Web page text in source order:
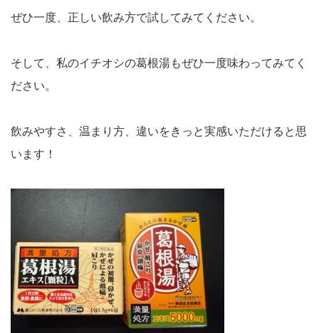
ぜひ一度、 正しい飲み方で試してみてください。
そして、 私のイチオシの葛根湯もぜひ一度味わってみてく
ださい。
飲みやすさ、温まり方、違いをきっと実感いただけると思
います！